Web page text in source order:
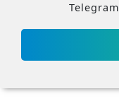
Telegram